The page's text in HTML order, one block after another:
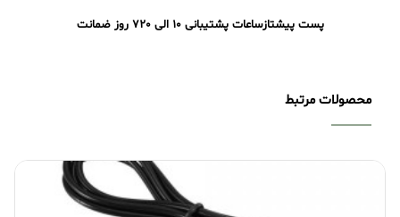
پست پیشتازساعات پشتیبانی 10 الی 20 7 روز ضمانت
محصولات مرتبط